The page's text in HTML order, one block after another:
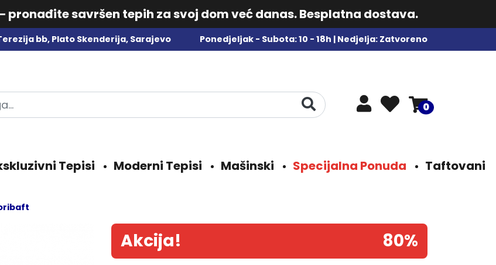
pronađite savršen tepih za svoj dom već danas. Besplatna dostava.
bb, Plato Skenderija, Sarajevo Ponedjeljak - Subota: 10 - 18h | Nedjelja: Zatvoreno
0
Tepisi Moderni Tepisi Mašinski Specijalna Ponuda Taftovani
Akcija! 80%